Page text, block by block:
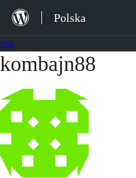
Przejdź
treści
Polska
Przejdź
treści
kombajn88